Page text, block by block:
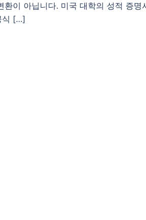
이 아닙니다. 미국 대학의 성적 증명
식 […]